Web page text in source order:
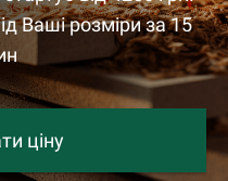
Ваші розміри за 15
ціну